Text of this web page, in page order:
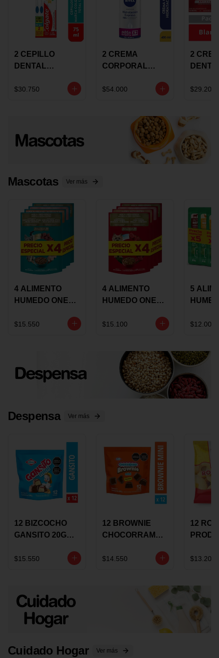
2 CEPILLO
DENTAL
+CREMA
$30.750
2 CREMA
CORPORAL
EXPRESS
OFERTA
$54.000
2
$29.200
Mascotas Ver más
4 ALIMENTO
HUMEDO ONE
85 GRS
$15.550
4 ALIMENTO
HUMEDO ONE
85 GRS
$15.100
5
$12.000
Despensa Ver más
12 BIZCOCHO
GANSITO 20G
MERMELADA
$15.550
12 BROWNIE
CHOCORRAMO
X 20 GRS
$14.550
12
X 15
$13.200
Cuidado Hogar Ver más